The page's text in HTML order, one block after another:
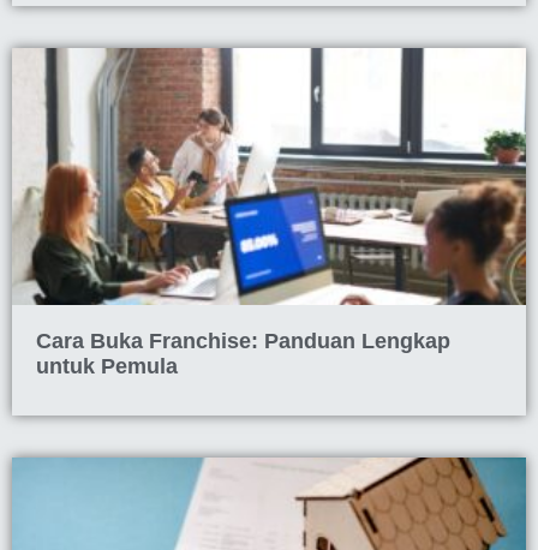
Cara Buka Franchise: Panduan Lengkap
untuk Pemula